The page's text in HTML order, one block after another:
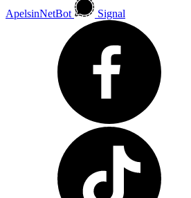
ApelsinNetBot
Signal